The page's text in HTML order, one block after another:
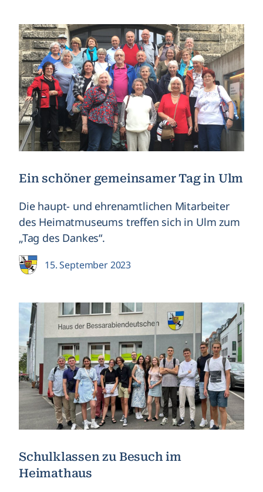
Ein schöner gemeinsamer Tag in Ulm
Die haupt- und ehrenamtlichen Mitarbeiter
des Heimatmuseums treffen sich in Ulm zum
„Tag des Dankes“.
15. September 2023
Schulklassen zu Besuch im
Heimathaus